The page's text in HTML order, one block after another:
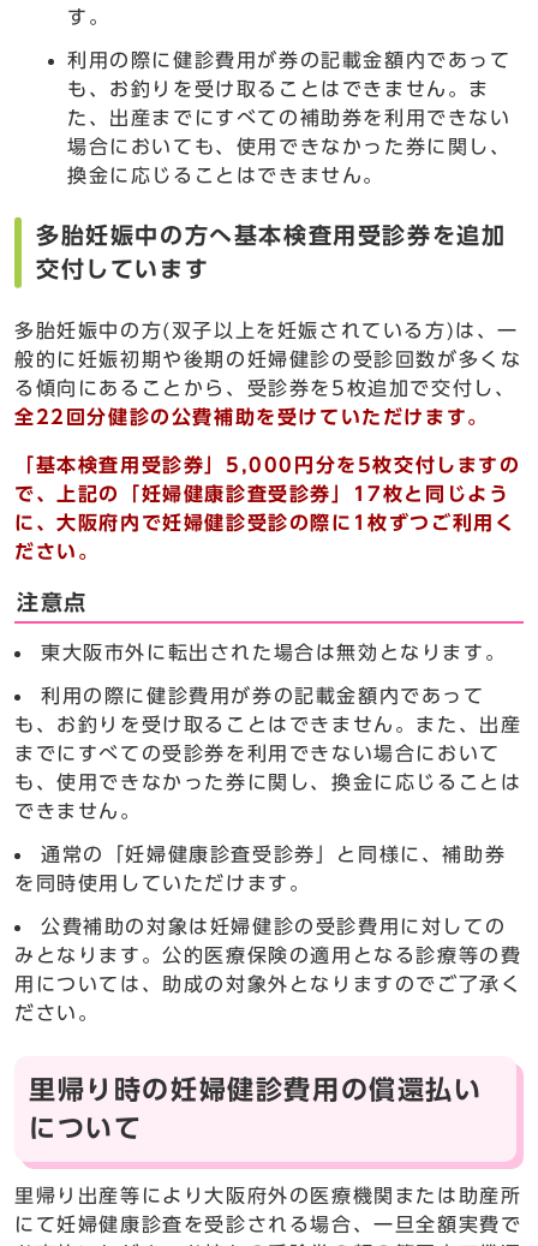
す。
利用の際に健診費用が券の記載金額内であって
も、お釣りを受け取ることはできません。ま
た、出産までにすべての補助券を利用できない
場合においても、使用できなかった券に関し、
換金に応じることはできません。
多胎妊娠中の方へ基本検査用受診券を追加
交付しています
多胎妊娠中の方(双子以上を妊娠されている方)は、一
般的に妊娠初期や後期の妊婦健診の受診回数が多くな
る傾向にあることから、受診券を5枚追加で交付し、
全22回分健診の公費補助を受けていただけます。
「基本検査用受診券」5,000円分を5枚交付しますの
で、上記の「妊婦健康診査受診券」17枚と同じよう
に、大阪府内で妊婦健診受診の際に1枚ずつご利用く
ださい。
注意点
東大阪市外に転出された場合は無効となります。
利用の際に健診費用が券の記載金額内であって
も、お釣りを受け取ることはできません。また、出産
までにすべての受診券を利用できない場合において
も、使用できなかった券に関し、換金に応じることは
できません。
通常の「妊婦健康診査受診券」と同様に、補助券
を同時使用していただけます。
公費補助の対象は妊婦健診の受診費用に対しての
みとなります。公的医療保険の適用となる診療等の費
用については、助成の対象外となりますのでご了承く
ださい。
里帰り時の妊婦健診費用の償還払い
について
里帰り出産等により大阪府外の医療機関または助産所
にて妊婦健康診査を受診される場合、一旦全額実費で